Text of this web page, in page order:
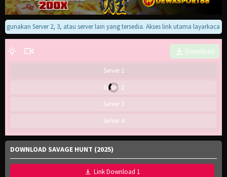
Server 2, 3, atau server lain yang tersedia. Akses link utama layarkaca
Download
Server 1
Server 2
Server 3
Server 4
DOWNLOAD SAVAGE HUNT (2025)
Link Download 1